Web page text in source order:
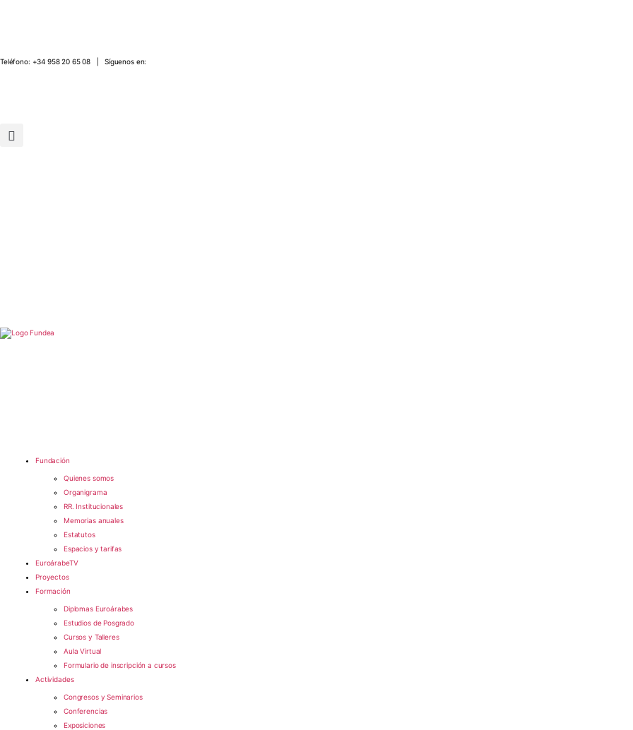
Teléfono: +34 958 20 65 08 Síguenos en:
Fundación
Quienes somos
Organigrama
RR. Institucionales
Memorias anuales
Estatutos
Espacios y tarifas
EuroárabeTV
Proyectos
Formación
Diplomas Euroárabes
Estudios de Posgrado
Cursos y Talleres
Aula Virtual
Formulario de inscripción a cursos
Actividades
Congresos y Seminarios
Conferencias
Exposiciones